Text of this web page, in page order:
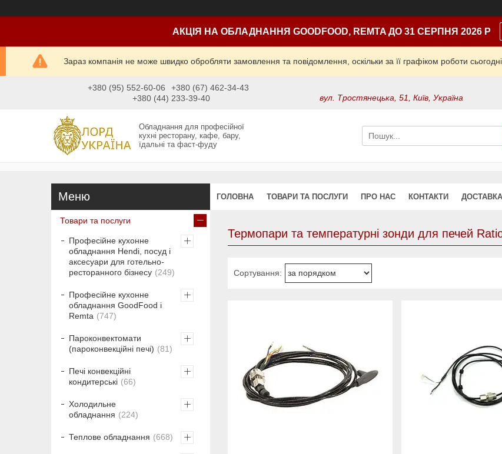
АКЦІЯ НА ОБЛАДНАННЯ GOODFOOD, REMTA ДО 31 СЕРПНЯ 2026 Р
Зараз компанія не може швидко обробляти замовлення та повідомлення, оскільки за її графіком роботи
+380 (95) 552-60-06
+380 (67) 462-34-43
+380 (44) 233-39-40
вул. Тростянецька, 51, Київ, Україна
Обладнання для професійної
кухні ресторану, кафе, бару,
їдальні та фаст-фуду
ГОЛОВНА ТОВАРИ ТА ПОСЛУГИ ПРО НАС КОНТАКТИ
Термопари та температурні зонди для печей
Товари та послуги
Професійне кухонне
обладнання Hendi, посуд і
аксесуари для готельно-
ресторанного бізнесу
249
Професійне кухонне
обладнання GoodFood і
Remta
747
Пароконвектомати
(пароконвекційні печі)
81
Печі конвекційні
кондитерські
66
Холодильне
обладнання
224
Теплове обладнання 668